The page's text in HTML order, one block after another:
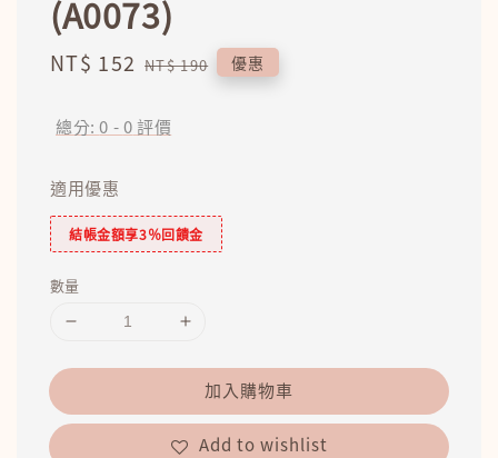
(A0073)
Sale
NT$ 152 Regular
NT$ 190 優惠
總分:0 -0評價
適用優惠
結帳金額享3％回饋金
數量
加入購物車
Add to wishlist